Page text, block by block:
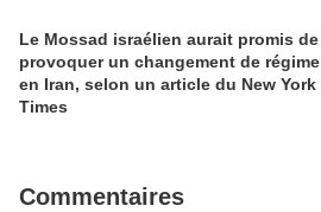
Le Mossad israélien aurait promis de
provoquer un changement de régime
en Iran, selon un article du New York
Times
Commentaires